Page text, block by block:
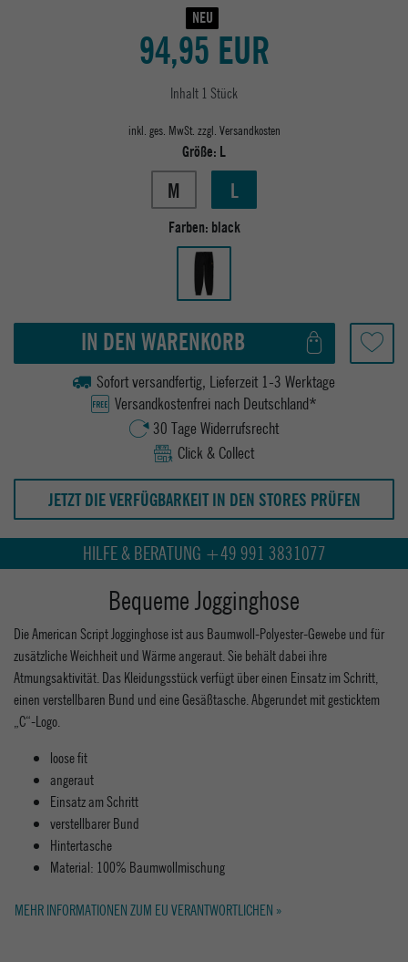
NEU
94,95 EUR
Inhalt 1 Stück
inkl. ges. MwSt. zzgl. Versandkosten
Größe: L
M L
Farben: black
IN DEN WARENKORB
Sofort versandfertig, Lieferzeit 1-3 Werktage
Versandkostenfrei nach Deutschland*
30 Tage Widerrufsrecht
Click & Collect
JETZT DIE VERFÜGBARKEIT IN DEN STORES PRÜFEN
HILFE & BERATUNG +49 991 3831077
Bequeme Jogginghose
Die American Script Jogginghose ist aus Baumwoll-Polyester-Gewebe und für
zusätzliche Weichheit und Wärme angeraut. Sie behält dabei ihre
Atmungsaktivität. Das Kleidungsstück verfügt über einen Einsatz im Schritt,
einen verstellbaren Bund und eine Gesäßtasche. Abgerundet mit gesticktem
„C“-Logo.
loose fit
angeraut
Einsatz am Schritt
verstellbarer Bund
Hintertasche
Material: 100% Baumwollmischung
MEHR INFORMATIONEN ZUM EU VERANTWORTLICHEN »